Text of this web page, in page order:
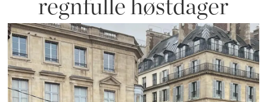
regnfulle høstdager